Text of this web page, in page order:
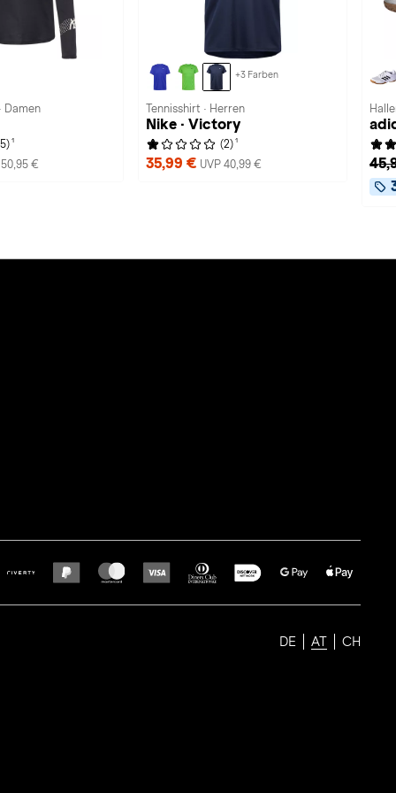
Damen
1
50,95 €
+3 Farben
Tennisshirt · Herren
Nike · Victory
(2) 1
35,99 € UVP 40,99 €
DE AT CH